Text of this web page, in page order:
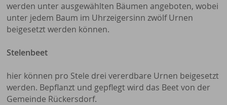
werden unter ausgewählten Bäumen angeboten, wobei
unter jedem Baum im Uhrzeigersinn zwölf Urnen
beigesetzt werden können.
Stelenbeet
hier können pro Stele drei vererdbare Urnen beigesetzt
werden. Bepflanzt und gepflegt wird das Beet von der
Gemeinde Rückersdorf.